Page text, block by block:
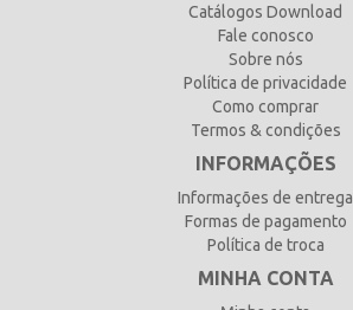
Catálogos Download
Fale conosco
Sobre nós
Política de privacidade
Como comprar
Termos & condições
INFORMAÇÕES
Informações de entrega
Formas de pagamento
Política de troca
MINHA CONTA